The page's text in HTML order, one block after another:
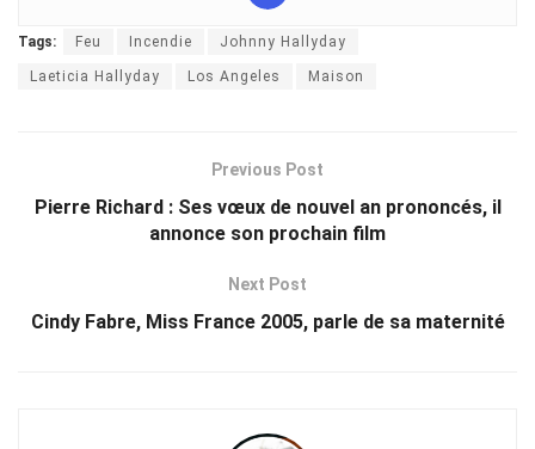
Tags: Feu Incendie Johnny Hallyday
Laeticia Hallyday Los Angeles Maison
Previous Post
Pierre Richard : Ses vœux de nouvel an prononcés, il
annonce son prochain film
Next Post
Cindy Fabre, Miss France 2005, parle de sa maternité